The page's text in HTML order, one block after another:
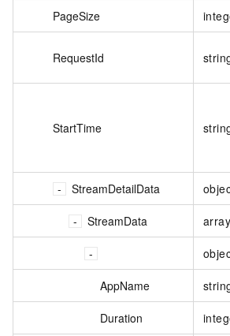
PageSize
RequestId
StartTime
StreamDetailData
StreamData
AppName
Duration